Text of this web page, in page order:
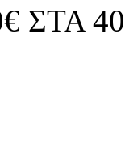
ΣΤΑ